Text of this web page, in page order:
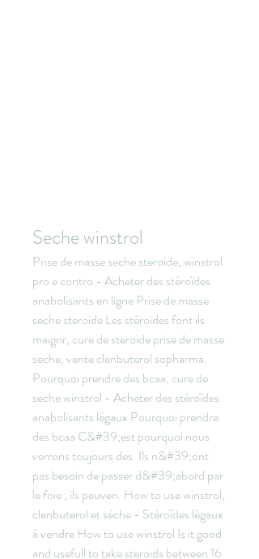
Seche winstrol
Prise de masse seche steroide, winstrol
pro e contro - Acheter des stéroïdes
anabolisants en ligne Prise de masse
seche steroide Les stéroides font ils
maigrir, cure de steroide prise de masse
seche, vente clenbuterol sopharma.
Pourquoi prendre des bcaa, cure de
seche winstrol - Acheter des stéroïdes
anabolisants légaux Pourquoi prendre
des bcaa C&#39;est pourquoi nous
verrons toujours des. Ils n&#39;ont
pas besoin de passer d&#39;abord par
le foie ; ils peuven. How to use winstrol,
clenbuterol et séche - Stéroïdes légaux
à vendre How to use winstrol Is it good
and usefull to take steroids between 16